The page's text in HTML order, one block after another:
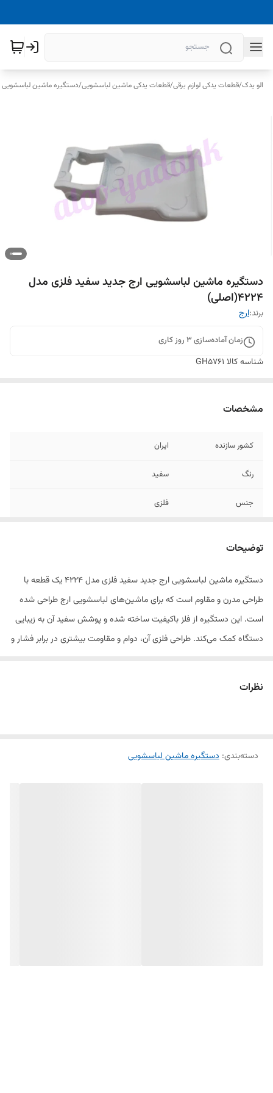
الو یدک/قطعات یدکی لوازم برقی/قطعات یدکی ماشین لباسشویی/دستگیره ماشین لباسشویی
دستگیره ماشین لباسشویی ارج جدید سفید فلزی مدل
4224(اصلی)
برند:ارج
زمان آماده‌سازی 3 روز کاری
شناسه کالا GH5761
مشخصات
کشور سازنده ایران
رنگ سفید
جنس فلزی
توضیحات
دستگیره ماشین لباسشویی ارج جدید سفید فلزی مدل 4224 یک قطعه با
طراحی مدرن و مقاوم است که برای ماشین‌های لباسشویی ارج طراحی شده
است. این دستگیره از فلز باکیفیت ساخته شده و پوشش سفید آن به زیبایی
دستگاه کمک می‌کند. طراحی فلزی آن، دوام و مقاومت بیشتری در برابر فشار و
نظرات
دسته‌بندی: دستگیره ماشین لباسشویی